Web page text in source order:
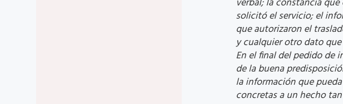
solicitó el servicio; el
que autorizaron el
y cualquier otro dato
En el final del pedido de
de la buena
la información que
concretas a un hecho tan